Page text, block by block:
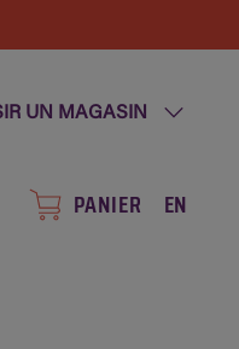
UN MAGASIN
PANIER EN